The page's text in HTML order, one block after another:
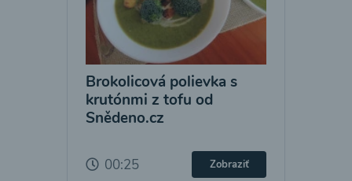
Brokolicová polievka s
krutónmi z tofu od
Snědeno.cz
00:25 Zobraziť